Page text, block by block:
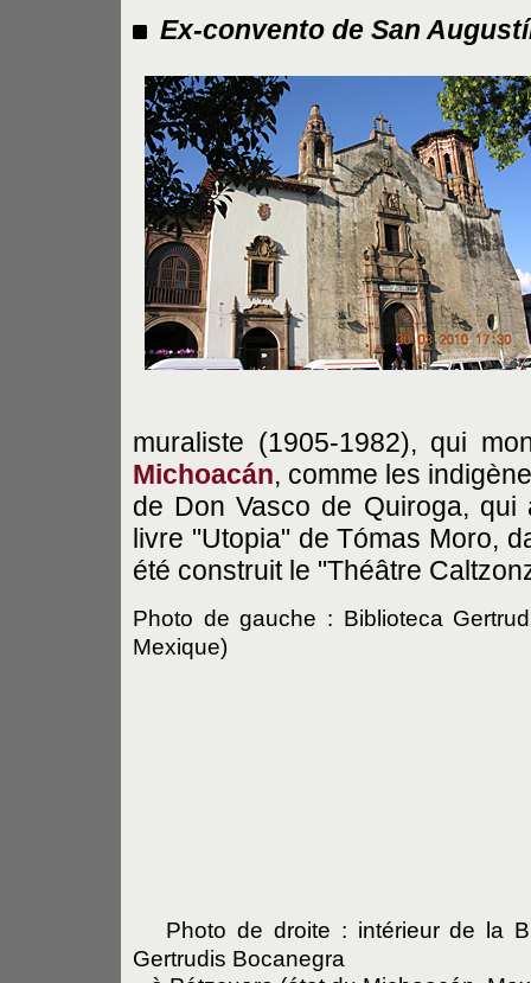
Ex-convento de San
muraliste (1905-1982), qui
Michoacán, comme les
de Don Vasco de Quiroga,
livre "Utopia" de Tómas Moro,
été construit le "Théâtre
Photo de gauche : Biblioteca
Mexique)
Photo de droite : intérieur de la
Gertrudis Bocanegra